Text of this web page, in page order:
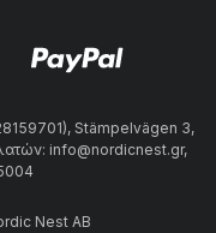
Stämpelvägen 3,
info@nordicnest.gr,
Nest AB